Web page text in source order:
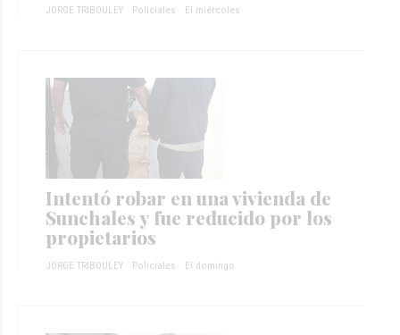
JORGE TRIBOULEY Policiales El miércoles
Intentó robar en una vivienda de
Sunchales y fue reducido por los
propietarios
JORGE TRIBOULEY Policiales El domingo